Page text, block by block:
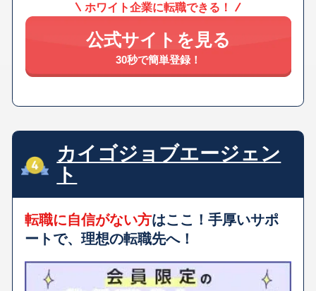
ホワイト企業に転職できる！
公式サイトを見る
30秒で簡単登録！
カイゴジョブエージェン
ト
転職に自信がない方はここ！手厚いサポ
ートで、理想の転職先へ！